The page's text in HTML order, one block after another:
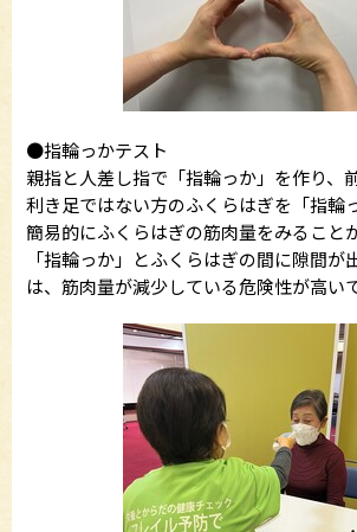
●指輪っかテスト
親指と人差し指で「指輪っか」を作り、
利き足ではない方のふくらはぎを「指輪
簡易的にふくらはぎの筋肉量をみること
「指輪っか」とふくらはぎの間に隙間が
は、筋肉量が減少している危険性が高い